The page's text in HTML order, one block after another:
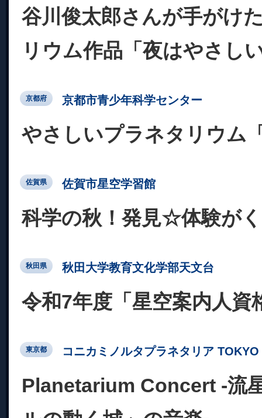
谷川俊太郎さんが手がけ
リウム作品「夜はやさし
京都府 京都市青少年科学センター
やさしいプラネタリウム
佐賀県 佐賀市星空学習館
科学の秋！発見☆体験が
秋田県 秋田大学教育文化学部天文台
令和7年度「星空案内人資
東京都 コニカミノルタプラネタリア TOKYO
Planetarium Concert -流